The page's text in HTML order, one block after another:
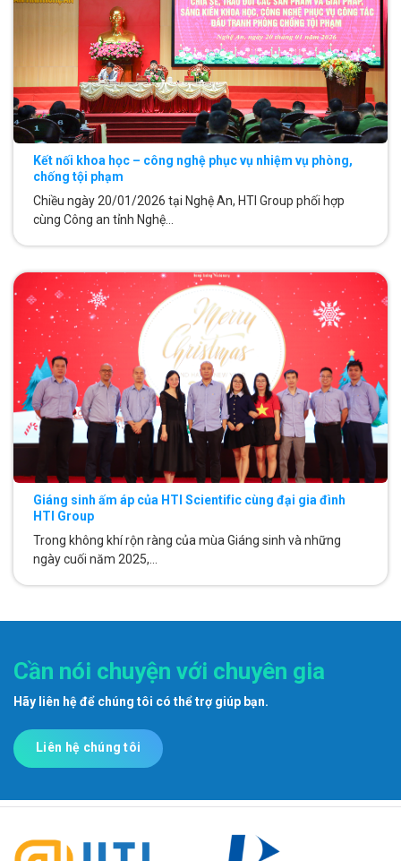
Kết nối khoa học – công nghệ phục vụ nhiệm vụ phòng,
chống tội phạm
Chiều ngày 20/01/2026 tại Nghệ An, HTI Group phối hợp
cùng Công an tỉnh Nghệ...
Giáng sinh ấm áp của HTI Scientific cùng đại gia đình
HTI Group
Trong không khí rộn ràng của mùa Giáng sinh và những
ngày cuối năm 2025,...
Cần nói chuyện với chuyên gia
Hãy liên hệ để chúng tôi có thể trợ giúp bạn.
Liên hệ chúng tôi